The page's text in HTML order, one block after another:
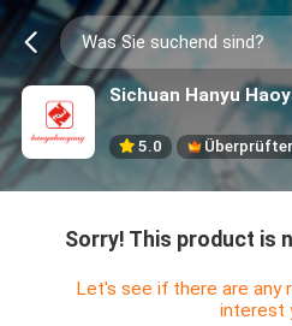
Sichuan Hanyu
5.0
Sorry! This product is
Let's see if there are any
interest